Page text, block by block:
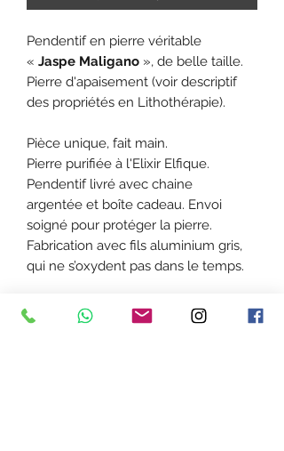
Pendentif en pierre véritable
« Jaspe Maligano », de belle taille.
Pierre d'apaisement (voir descriptif
des propriétés en Lithothérapie).
Pièce unique, fait main.
Pierre purifiée à l'Elixir Elfique.
Pendentif livré avec chaine
argentée et boîte cadeau. Envoi
soigné pour protéger la pierre.
Fabrication avec fils aluminium gris,
qui ne s’oxydent pas dans le temps.
Offert pour tout achat d'un
pendentif
: un flacon d'elixir elfique